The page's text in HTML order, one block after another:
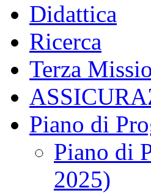
Didattica
Ricerca
Terza
Piano di
Piano di
2025)